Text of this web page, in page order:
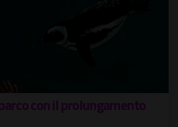
con il prolungamento